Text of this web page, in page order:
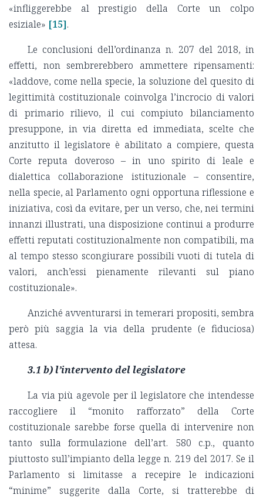
«infliggerebbe al prestigio della Corte un colpo
esiziale» [15].
Le conclusioni dell’ordinanza n. 207 del 2018, in
effetti, non sembrerebbero ammettere ripensamenti:
«laddove, come nella specie, la soluzione del quesito di
legittimità costituzionale coinvolga l’incrocio di valori
di primario rilievo, il cui compiuto bilanciamento
presuppone, in via diretta ed immediata, scelte che
anzitutto il legislatore è abilitato a compiere, questa
Corte reputa doveroso – in uno spirito di leale e
dialettica collaborazione istituzionale – consentire,
nella specie, al Parlamento ogni opportuna riflessione e
iniziativa, così da evitare, per un verso, che, nei termini
innanzi illustrati, una disposizione continui a produrre
effetti reputati costituzionalmente non compatibili, ma
al tempo stesso scongiurare possibili vuoti di tutela di
valori, anch’essi pienamente rilevanti sul piano
costituzionale».
Anziché avventurarsi in temerari propositi, sembra
però più saggia la via della prudente (e fiduciosa)
attesa.
3.1 b) l’intervento del legislatore
La via più agevole per il legislatore che intendesse
raccogliere il “monito rafforzato” della Corte
costituzionale sarebbe forse quella di intervenire non
tanto sulla formulazione dell’art. 580 c.p., quanto
piuttosto sull’impianto della legge n. 219 del 2017. Se il
Parlamento si limitasse a recepire le indicazioni
“minime” suggerite dalla Corte, si tratterebbe di